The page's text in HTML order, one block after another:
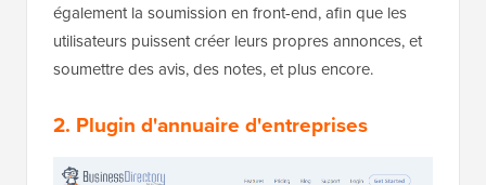
également la soumission en front-end, afin que les
utilisateurs puissent créer leurs propres annonces, et
soumettre des avis, des notes, et plus encore.
2. Plugin d'annuaire d'entreprises